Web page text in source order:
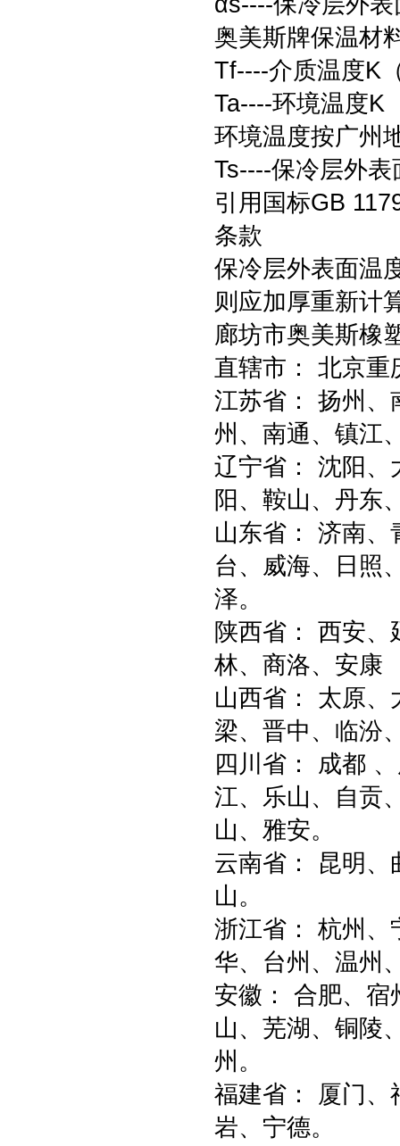
奥美斯牌保温材
Tf----介质温度K
Ta----环境温度K
环境温度按广州
Ts----保冷层外表
引用国标GB
条款
保冷层外表面温
则应加厚重新计
廊坊市奥美斯橡
直辖市： 北京重
江苏省： 扬州、
州、南通、镇江
辽宁省： 沈阳、
阳、鞍山、丹东
山东省： 济南、
台、威海、日照
泽。
陕西省： 西安
林、商洛、安康
山西省： 太原、
梁、晋中、临汾
四川省： 成都
江、乐山、自贡
山、雅安。
云南省： 昆明、
山。
浙江省： 杭州、
华、台州、温州
安徽： 合肥、宿
山、芜湖、铜陵
州。
福建省： 厦门、
岩、宁德。